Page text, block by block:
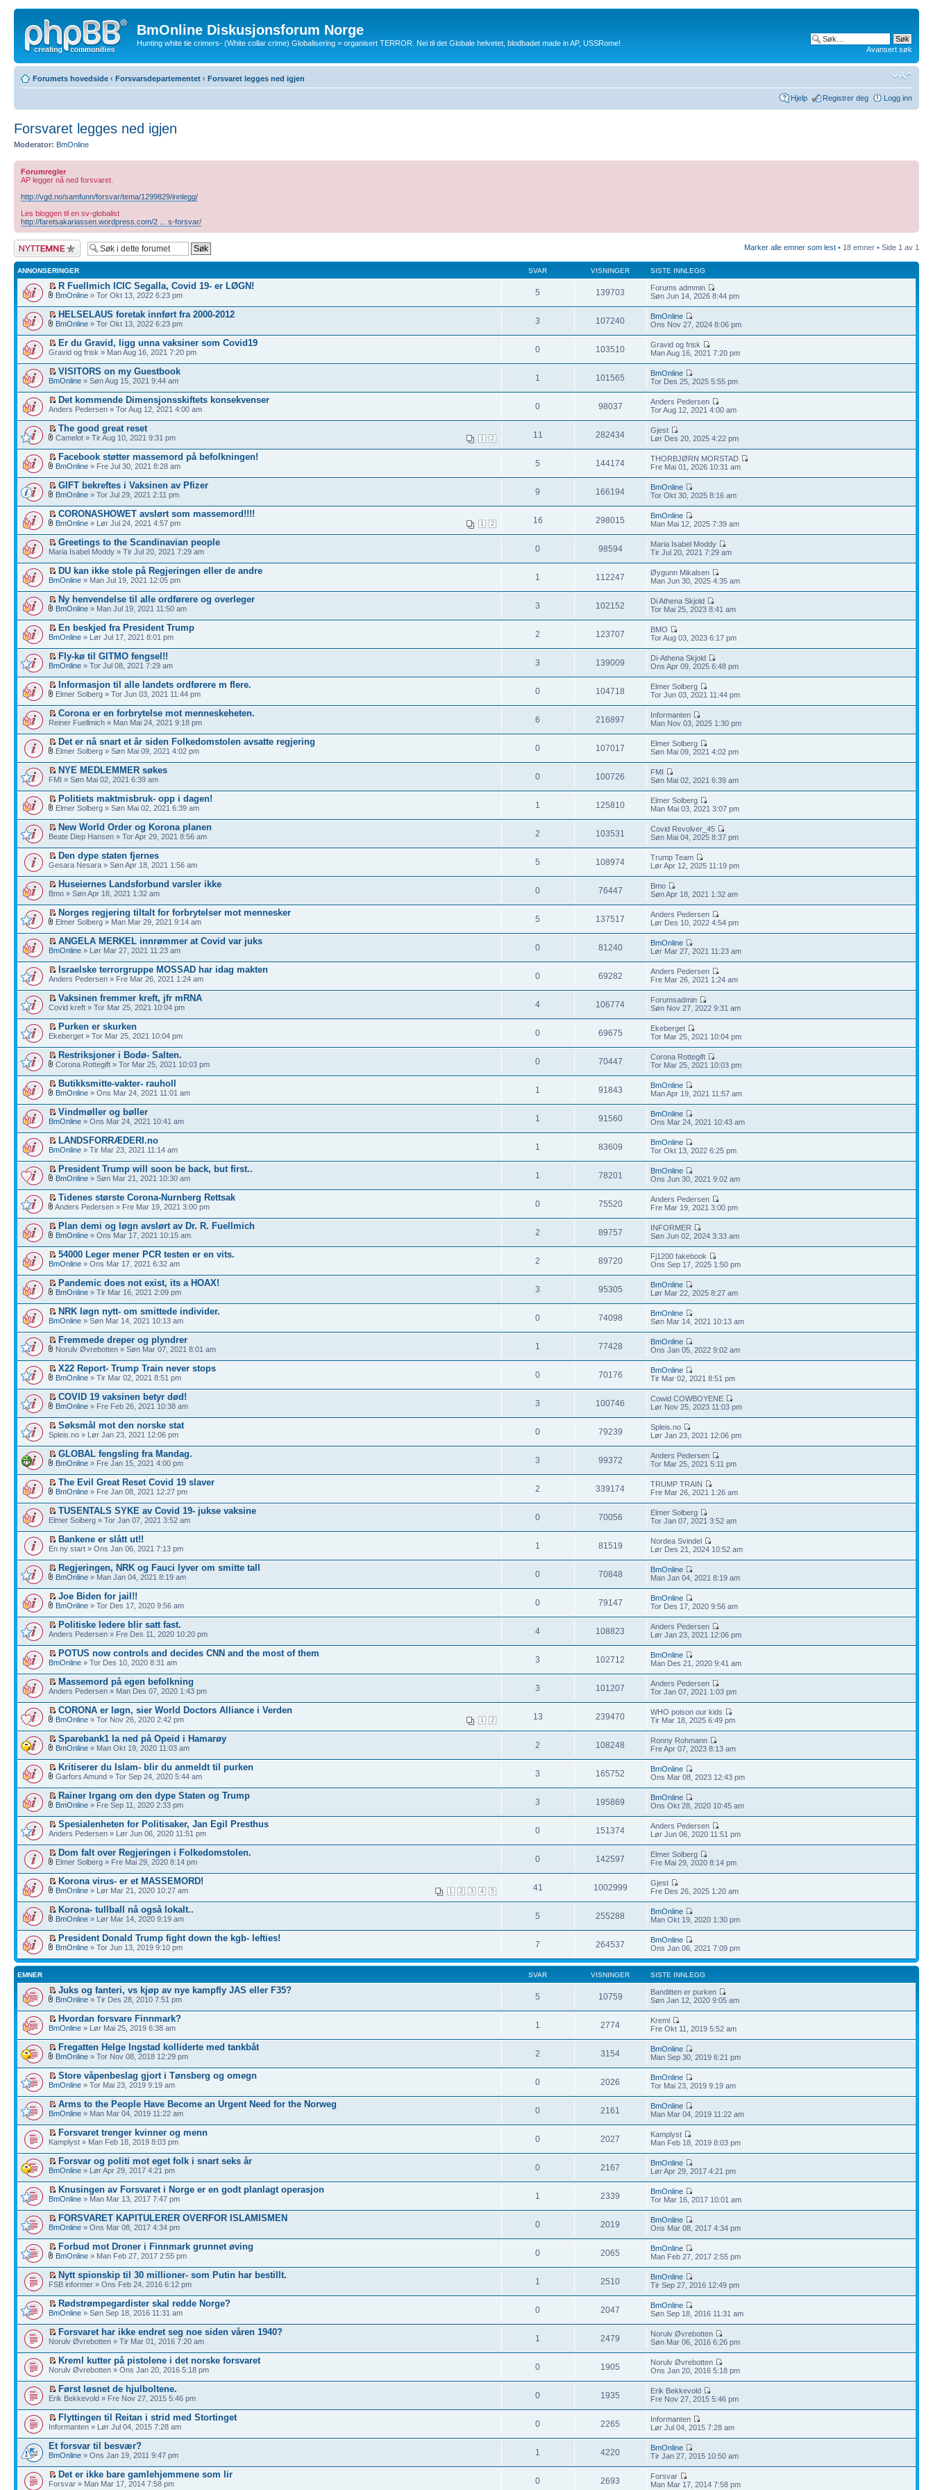
BmOnline Diskusjonsforum Norge
Hunting white tie crimers- (White collar crime) Globalisering = organisert TERROR. Nei til det Globale helvetet, blodbadet made in AP, USSRome!
Avansert søk
Forumets hovedside ‹ Forsvarsdepartementet ‹ Forsvaret legges ned igjen
Hjelp Registrer deg Logg inn
Forsvaret legges ned igjen
Moderator: BmOnline
Forumregler
AP legger nå ned forsvaret.
http://vgd.no/samfunn/forsvar/tema/1299829/innlegg/
Les bloggen til en sv-globalist
http://faretsakariassen.wordpress.com/2 ... s-forsvar/
Legg inn et nytt
emne
Marker alle emner som lest • 18 emner • Side 1 av 1
ANNONSERINGER SVAR VISNINGER SISTE INNLEGG
R Fuellmich ICIC Segalla, Covid 19- er LØGN!
BmOnline » Tor Okt 13, 2022 6:23 pm 5 139703
Forums admmin
Søn Jun 14, 2026 8:44 pm
HELSELAUS foretak innført fra 2000-2012
BmOnline » Tor Okt 13, 2022 6:23 pm 3 107240
BmOnline
Ons Nov 27, 2024 8:06 pm
Er du Gravid, ligg unna vaksiner som Covid19
Gravid og frisk » Man Aug 16, 2021 7:20 pm 0 103510
Gravid og frisk
Man Aug 16, 2021 7:20 pm
VISITORS on my Guestbook
BmOnline » Søn Aug 15, 2021 9:44 am 1 101565
BmOnline
Tor Des 25, 2025 5:55 pm
Det kommende Dimensjonsskiftets konsekvenser
Anders Pedersen » Tor Aug 12, 2021 4:00 am 0 98037
Anders Pedersen
Tor Aug 12, 2021 4:00 am
The good great reset
1 2
Camelot » Tir Aug 10, 2021 9:31 pm 11 282434
Gjest
Lør Des 20, 2025 4:22 pm
Facebook støtter massemord på befolkningen!
BmOnline » Fre Jul 30, 2021 8:28 am 5 144174
THORBJØRN MORSTAD
Fre Mai 01, 2026 10:31 am
GIFT bekreftes i Vaksinen av Pfizer
BmOnline » Tor Jul 29, 2021 2:11 pm 9 166194
BmOnline
Tor Okt 30, 2025 8:16 am
CORONASHOWET avslørt som massemord!!!!
1 2
BmOnline » Lør Jul 24, 2021 4:57 pm 16 298015
BmOnline
Man Mai 12, 2025 7:39 am
Greetings to the Scandinavian people
Maria Isabel Moddy » Tir Jul 20, 2021 7:29 am 0 98594
Maria Isabel Moddy
Tir Jul 20, 2021 7:29 am
DU kan ikke stole på Regjeringen eller de andre
BmOnline » Man Jul 19, 2021 12:05 pm 1 112247
Øygunn Mikalsen
Man Jun 30, 2025 4:35 am
Ny henvendelse til alle ordførere og overleger
BmOnline » Man Jul 19, 2021 11:50 am 3 102152
Di Athena Skjold
Tor Mai 25, 2023 8:41 am
En beskjed fra President Trump
BmOnline » Lør Jul 17, 2021 8:01 pm 2 123707
BMO
Tor Aug 03, 2023 6:17 pm
Fly-kø til GITMO fengsel!!
BmOnline » Tor Jul 08, 2021 7:29 am 3 139009
Di-Athena Skjold
Ons Apr 09, 2025 6:48 pm
Informasjon til alle landets ordførere m flere.
Elmer Solberg » Tor Jun 03, 2021 11:44 pm 0 104718
Elmer Solberg
Tor Jun 03, 2021 11:44 pm
Corona er en forbrytelse mot menneskeheten.
Reiner Fuellmich » Man Mai 24, 2021 9:18 pm 6 216897
Informanten
Man Nov 03, 2025 1:30 pm
Det er nå snart et år siden Folkedomstolen avsatte regjering
Elmer Solberg » Søn Mai 09, 2021 4:02 pm 0 107017
Elmer Solberg
Søn Mai 09, 2021 4:02 pm
NYE MEDLEMMER søkes
FMI » Søn Mai 02, 2021 6:39 am 0 100726
FMI
Søn Mai 02, 2021 6:39 am
Politiets maktmisbruk- opp i dagen!
Elmer Solberg » Søn Mai 02, 2021 6:39 am 1 125810
Elmer Solberg
Man Mai 03, 2021 3:07 pm
New World Order og Korona planen
Beate Diep Hansen » Tor Apr 29, 2021 8:56 am 2 103531
Covid Revolver_45
Søn Mai 04, 2025 8:37 pm
Den dype staten fjernes
Gesara Nesara » Søn Apr 18, 2021 1:56 am 5 108974
Trump Team
Lør Apr 12, 2025 11:19 pm
Huseiernes Landsforbund varsler ikke
Bmo » Søn Apr 18, 2021 1:32 am 0 76447
Bmo
Søn Apr 18, 2021 1:32 am
Norges regjering tiltalt for forbrytelser mot mennesker
Elmer Solberg » Man Mar 29, 2021 9:14 am 5 137517
Anders Pedersen
Lør Des 10, 2022 4:54 pm
ANGELA MERKEL innrømmer at Covid var juks
BmOnline » Lør Mar 27, 2021 11:23 am 0 81240
BmOnline
Lør Mar 27, 2021 11:23 am
Israelske terrorgruppe MOSSAD har idag makten
Anders Pedersen » Fre Mar 26, 2021 1:24 am 0 69282
Anders Pedersen
Fre Mar 26, 2021 1:24 am
Vaksinen fremmer kreft, jfr mRNA
Covid kreft » Tor Mar 25, 2021 10:04 pm 4 106774
Forumsadmin
Søn Nov 27, 2022 9:31 am
Purken er skurken
Ekeberget » Tor Mar 25, 2021 10:04 pm 0 69675
Ekeberget
Tor Mar 25, 2021 10:04 pm
Restriksjoner i Bodø- Salten.
Corona Rottegift » Tor Mar 25, 2021 10:03 pm 0 70447
Corona Rottegift
Tor Mar 25, 2021 10:03 pm
Butikksmitte-vakter- rauholl
BmOnline » Ons Mar 24, 2021 11:01 am 1 91843
BmOnline
Man Apr 19, 2021 11:57 am
Vindmøller og bøller
BmOnline » Ons Mar 24, 2021 10:41 am 1 91560
BmOnline
Ons Mar 24, 2021 10:43 am
LANDSFORRÆDERI.no
BmOnline » Tir Mar 23, 2021 11:14 am 1 83609
BmOnline
Tor Okt 13, 2022 6:25 pm
President Trump will soon be back, but first..
BmOnline » Søn Mar 21, 2021 10:30 am 1 78201
BmOnline
Ons Jun 30, 2021 9:02 am
Tidenes største Corona-Nurnberg Rettsak
Anders Pedersen » Fre Mar 19, 2021 3:00 pm 0 75520
Anders Pedersen
Fre Mar 19, 2021 3:00 pm
Plan demi og løgn avslørt av Dr. R. Fuellmich
BmOnline » Ons Mar 17, 2021 10:15 am 2 89757
INFORMER
Søn Jun 02, 2024 3:33 am
54000 Leger mener PCR testen er en vits.
BmOnline » Ons Mar 17, 2021 6:32 am 2 89720
Fj1200 fakebook
Ons Sep 17, 2025 1:50 pm
Pandemic does not exist, its a HOAX!
BmOnline » Tir Mar 16, 2021 2:09 pm 3 95305
BmOnline
Lør Mar 22, 2025 8:27 am
NRK løgn nytt- om smittede individer.
BmOnline » Søn Mar 14, 2021 10:13 am 0 74098
BmOnline
Søn Mar 14, 2021 10:13 am
Fremmede dreper og plyndrer
Norulv Øvrebotten » Søn Mar 07, 2021 8:01 am 1 77428
BmOnline
Ons Jan 05, 2022 9:02 am
X22 Report- Trump Train never stops
BmOnline » Tir Mar 02, 2021 8:51 pm 0 70176
BmOnline
Tir Mar 02, 2021 8:51 pm
COVID 19 vaksinen betyr død!
BmOnline » Fre Feb 26, 2021 10:38 am 3 100746
Cowid COWBOYENE
Lør Nov 25, 2023 11:03 pm
Søksmål mot den norske stat
Spleis.no » Lør Jan 23, 2021 12:06 pm 0 79239
Spleis.no
Lør Jan 23, 2021 12:06 pm
GLOBAL fengsling fra Mandag.
BmOnline » Fre Jan 15, 2021 4:00 pm 3 99372
Anders Pedersen
Tor Mar 25, 2021 5:11 pm
The Evil Great Reset Covid 19 slaver
BmOnline » Fre Jan 08, 2021 12:27 pm 2 339174
TRUMP TRAIN
Fre Mar 26, 2021 1:26 am
TUSENTALS SYKE av Covid 19- jukse vaksine
Elmer Solberg » Tor Jan 07, 2021 3:52 am 0 70056
Elmer Solberg
Tor Jan 07, 2021 3:52 am
Bankene er slått ut!!
En ny start » Ons Jan 06, 2021 7:13 pm 1 81519
Nordea Svindel
Lør Des 21, 2024 10:52 am
Regjeringen, NRK og Fauci lyver om smitte tall
BmOnline » Man Jan 04, 2021 8:19 am 0 70848
BmOnline
Man Jan 04, 2021 8:19 am
Joe Biden for jail!!
BmOnline » Tor Des 17, 2020 9:56 am 0 79147
BmOnline
Tor Des 17, 2020 9:56 am
Politiske ledere blir satt fast.
Anders Pedersen » Fre Des 11, 2020 10:20 pm 4 108823
Anders Pedersen
Lør Jan 23, 2021 12:06 pm
POTUS now controls and decides CNN and the most of them
BmOnline » Tor Des 10, 2020 8:31 am 3 102712
BmOnline
Man Des 21, 2020 9:41 am
Massemord på egen befolkning
Anders Pedersen » Man Des 07, 2020 1:43 pm 3 101207
Anders Pedersen
Tor Jan 07, 2021 1:03 pm
CORONA er løgn, sier World Doctors Alliance i Verden
1 2
BmOnline » Tor Nov 26, 2020 2:42 pm 13 239470
WHO poison our kids
Tir Mar 18, 2025 6:49 pm
Sparebank1 la ned på Opeid i Hamarøy
BmOnline » Man Okt 19, 2020 11:03 am 2 108248
Ronny Rohmann
Fre Apr 07, 2023 8:13 am
Kritiserer du Islam- blir du anmeldt til purken
Garfors Amund » Tor Sep 24, 2020 5:44 am 3 165752
BmOnline
Ons Mar 08, 2023 12:43 pm
Rainer Irgang om den dype Staten og Trump
BmOnline » Fre Sep 11, 2020 2:33 pm 3 195869
BmOnline
Ons Okt 28, 2020 10:45 am
Spesialenheten for Politisaker, Jan Egil Presthus
Anders Pedersen » Lør Jun 06, 2020 11:51 pm 0 151374
Anders Pedersen
Lør Jun 06, 2020 11:51 pm
Dom falt over Regjeringen i Folkedomstolen.
Elmer Solberg » Fre Mai 29, 2020 8:14 pm 0 142597
Elmer Solberg
Fre Mai 29, 2020 8:14 pm
Korona virus- er et MASSEMORD!
1 2 3 4 5
BmOnline » Lør Mar 21, 2020 10:27 am 41 1002999
Gjest
Fre Des 26, 2025 1:20 am
Korona- tullball nå også lokalt..
BmOnline » Lør Mar 14, 2020 9:19 am 5 255288
BmOnline
Man Okt 19, 2020 1:30 pm
President Donald Trump fight down the kgb- lefties!
BmOnline » Tor Jun 13, 2019 9:10 pm 7 264537
BmOnline
Ons Jan 06, 2021 7:09 pm
EMNER SVAR VISNINGER SISTE INNLEGG
Juks og fanteri, vs kjøp av nye kampfly JAS eller F35?
BmOnline » Tir Des 28, 2010 7:51 pm 5 10759
Banditten er purken
Søn Jan 12, 2020 9:05 am
Hvordan forsvare Finnmark?
BmOnline » Lør Mai 25, 2019 6:38 am 1 2774
Kreml
Fre Okt 11, 2019 5:52 am
Fregatten Helge Ingstad kolliderte med tankbåt
BmOnline » Tor Nov 08, 2018 12:29 pm 2 3154
BmOnline
Man Sep 30, 2019 6:21 pm
Store våpenbeslag gjort i Tønsberg og omegn
BmOnline » Tor Mai 23, 2019 9:19 am 0 2026
BmOnline
Tor Mai 23, 2019 9:19 am
Arms to the People Have Become an Urgent Need for the Norweg
BmOnline » Man Mar 04, 2019 11:22 am 0 2161
BmOnline
Man Mar 04, 2019 11:22 am
Forsvaret trenger kvinner og menn
Kamplyst » Man Feb 18, 2019 8:03 pm 0 2027
Kamplyst
Man Feb 18, 2019 8:03 pm
Forsvar og politi mot eget folk i snart seks år
BmOnline » Lør Apr 29, 2017 4:21 pm 0 2167
BmOnline
Lør Apr 29, 2017 4:21 pm
Knusingen av Forsvaret i Norge er en godt planlagt operasjon
BmOnline » Man Mar 13, 2017 7:47 pm 1 2339
BmOnline
Tor Mar 16, 2017 10:01 am
FORSVARET KAPITULERER OVERFOR ISLAMISMEN
BmOnline » Ons Mar 08, 2017 4:34 pm 0 2019
BmOnline
Ons Mar 08, 2017 4:34 pm
Forbud mot Droner i Finnmark grunnet øving
BmOnline » Man Feb 27, 2017 2:55 pm 0 2065
BmOnline
Man Feb 27, 2017 2:55 pm
Nytt spionskip til 30 millioner- som Putin har bestillt.
FSB informer » Ons Feb 24, 2016 6:12 pm 1 2510
BmOnline
Tir Sep 27, 2016 12:49 pm
Rødstrømpegardister skal redde Norge?
BmOnline » Søn Sep 18, 2016 11:31 am 0 2047
BmOnline
Søn Sep 18, 2016 11:31 am
Forsvaret har ikke endret seg noe siden våren 1940?
Norulv Øvrebotten » Tir Mar 01, 2016 7:20 am 1 2479
Norulv Øvrebotten
Søn Mar 06, 2016 6:26 pm
Kreml kutter på pistolene i det norske forsvaret
Norulv Øvrebotten » Ons Jan 20, 2016 5:18 pm 0 1905
Norulv Øvrebotten
Ons Jan 20, 2016 5:18 pm
Først løsnet de hjulboltene.
Erik Bekkevold » Fre Nov 27, 2015 5:46 pm 0 1935
Erik Bekkevold
Fre Nov 27, 2015 5:46 pm
Flyttingen til Reitan i strid med Stortinget
Informanten » Lør Jul 04, 2015 7:28 am 0 2265
Informanten
Lør Jul 04, 2015 7:28 am
Et forsvar til besvær?
BmOnline » Ons Jan 19, 2011 9:47 pm 1 4220
BmOnline
Tir Jan 27, 2015 10:50 am
Det er ikke bare gamlehjemmene som lir
Forsvar » Man Mar 17, 2014 7:58 pm 0 2693
Forsvar
Man Mar 17, 2014 7:58 pm